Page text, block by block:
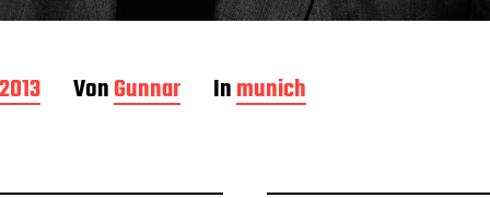
VonGunnar Inmunich